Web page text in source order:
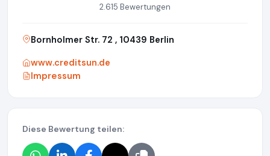
2.615 Bewertungen
Bornholmer Str. 72 , 10439 Berlin
www.creditsun.de
Impressum
Diese Bewertung teilen: